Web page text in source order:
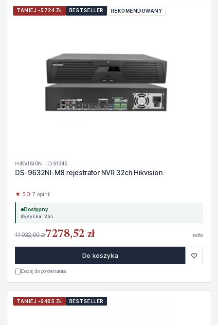
TANIEJ -5724 ZŁ BESTSELLER REKOMENDOWANY
HIKVISION · ID 61345
DS-9632NI-M8 rejestrator NVR 32ch Hikvision
★ 5.0· 7 opinii
Dostępny
Wysyłka 24h
11 932,00 zł7278,52 zł netto
Do koszyka ♡
Dodaj do porównania
TANIEJ -6485 ZŁ BESTSELLER